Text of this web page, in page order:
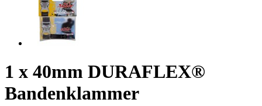
1 x 40mm DURAFLEX®
Bandenklammer